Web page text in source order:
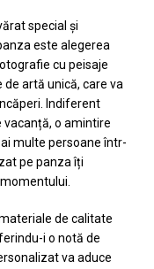
special și
este alegerea
cu peisaje
artă unică, care va
Indiferent
o amintire
multe persoane într-
pe panza îți
de calitate
i o notă de
va aduce